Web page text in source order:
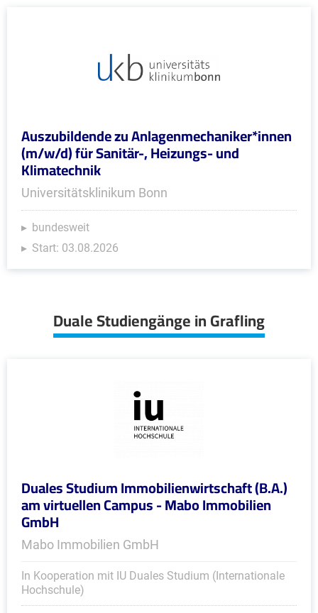
Auszubildende zu Anlagenmechaniker*innen
(m/w/d) für Sanitär-, Heizungs- und
Klimatechnik
Universitätsklinikum Bonn
bundesweit
Start: 03.08.2026
Duale Studiengänge in Grafling
Duales Studium Immobilienwirtschaft (B.A.)
am virtuellen Campus - Mabo Immobilien
GmbH
Mabo Immobilien GmbH
In Kooperation mit IU Duales Studium (Internationale
Hochschule)